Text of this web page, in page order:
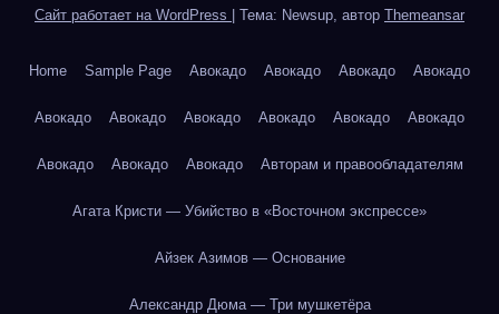
Сайт работает на WordPress Тема: Newsup, автор Themeansar
Home Sample Page Авокадо Авокадо Авокадо Авокадо
Авокадо Авокадо Авокадо Авокадо Авокадо Авокадо
Авокадо Авокадо Авокадо Авторам и правообладателям
Агата Кристи — Убийство в «Восточном экспрессе»
Айзек Азимов — Основание
Александр Дюма — Три мушкетёра